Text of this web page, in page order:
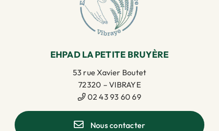
EHPAD LA PETITE BRUYÈRE
53 rue Xavier Boutet
72320 – VIBRAYE
02 43 93 60 69
Nous contacter